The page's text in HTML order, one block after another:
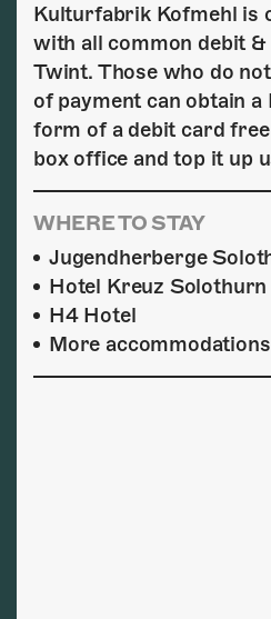
Kulturfabrik Kofmehl is
with all common debit
Twint. Those who do
of payment can obtain
form of a debit card
box office and top it up
WHERE TO STAY
Jugendherberge
Hotel Kreuz Solothurn
H4 Hotel
More accommodations